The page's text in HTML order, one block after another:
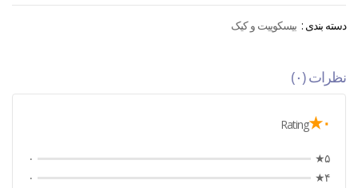
دسته بندی : بیسکوییت و کیک
نظرات (۰)
۰★ Rating
۵★
۰
۴★
۰